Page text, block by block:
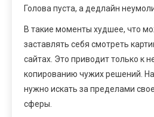
Голова пуста, а дедлайн
В такие моменты худшее, что
заставлять себя смотреть
сайтах. Это приводит только к
копированию чужих решений.
нужно искать за пределами
сферы.